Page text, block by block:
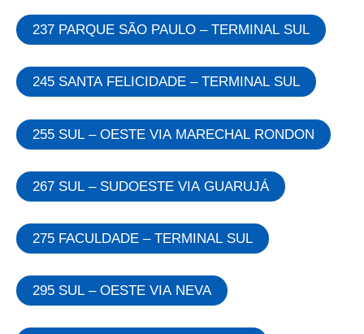
237 PARQUE SÃO PAULO – TERMINAL SUL
245 SANTA FELICIDADE – TERMINAL SUL
255 SUL – OESTE VIA MARECHAL RONDON
267 SUL – SUDOESTE VIA GUARUJÁ
275 FACULDADE – TERMINAL SUL
295 SUL – OESTE VIA NEVA